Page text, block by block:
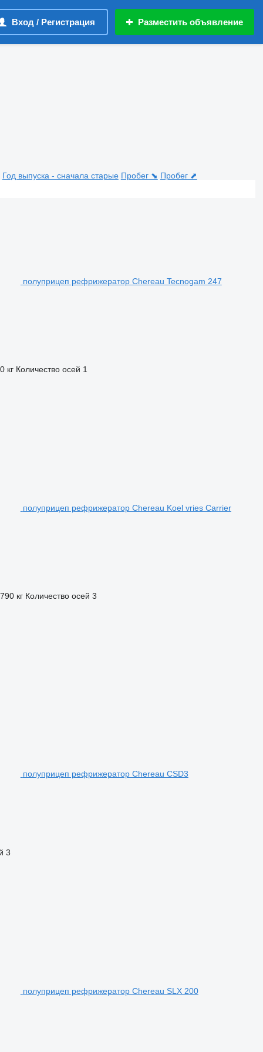
Вход / Регистрация Разместить объявление
Год выпуска - сначала старые Пробег ⬊ Пробег ⬈
полуприцеп рефрижератор Chereau Tecnogam 247
кг Количество осей 1
полуприцеп рефрижератор Chereau Koel vries Carrier
кг Количество осей 3
полуприцеп рефрижератор Chereau CSD3
3
полуприцеп рефрижератор Chereau SLX 200